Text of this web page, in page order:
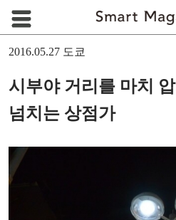
2016.05.27 도쿄
시부야 거리를 마치
넘치는 상점가